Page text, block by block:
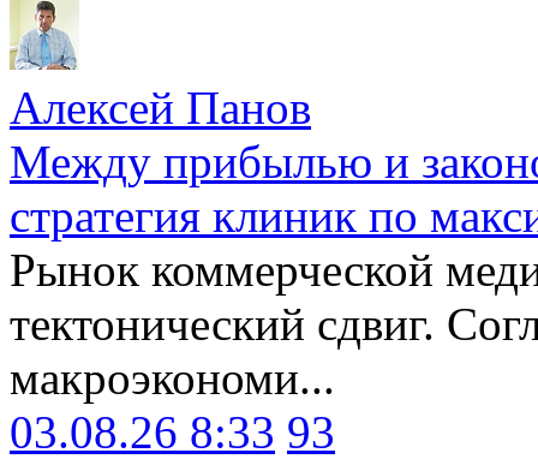
Алексей Панов
Между прибылью и
стратегия клиник по
Рынок коммерческой
тектонический сдвиг.
макроэкономи...
03.08.26 8:33 93